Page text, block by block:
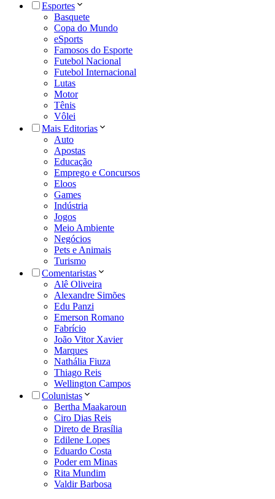
Esportes
Basquete
Copa do Mundo
eSports
Famosos do Esporte
Futebol Nacional
Futebol Internacional
Lutas
Motor
Tênis
Vôlei
Mais Editorias
Auto
Apostas
Educação
Emprego e Concursos
Eloos
Games
Indústria
Jogos
Meio Ambiente
Negócios
Pets e Animais
Turismo
Comentaristas
Alê Oliveira
Alexandre Simões
Edu Panzi
Emerson Romano
Fabrício
João Vitor Xavier
Marques
Nathália Fiuza
Thiago Reis
Wellington Campos
Colunistas
Bertha Maakaroun
Ciro Dias Reis
Direto de Brasília
Edilene Lopes
Eduardo Costa
Poder em Minas
Rita Mundim
Valdir Barbosa